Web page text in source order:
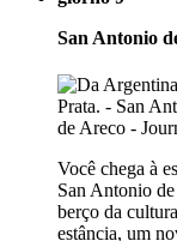
San Antonio
Você chega à
San Antonio
berço da
estância, um